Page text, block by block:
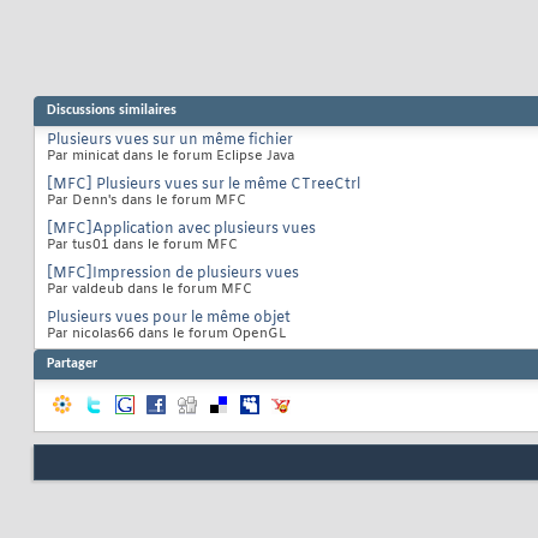
Discussions similaires
Plusieurs vues sur un même fichier
Par minicat dans le forum Eclipse Java
[MFC] Plusieurs vues sur le même CTreeCtrl
Par Denn's dans le forum MFC
[MFC]Application avec plusieurs vues
Par tus01 dans le forum MFC
[MFC]Impression de plusieurs vues
Par valdeub dans le forum MFC
Plusieurs vues pour le même objet
Par nicolas66 dans le forum OpenGL
Partager